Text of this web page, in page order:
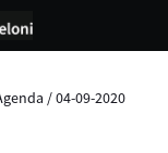
/04-09-2020